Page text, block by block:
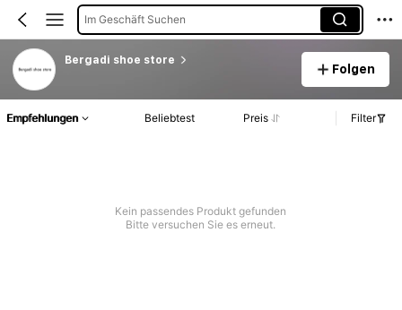
Im Geschäft Suchen
Bergadi shoe store
Folgen
Empfehlungen Beliebtest Preis Filter
Kein passendes Produkt gefunden
Bitte versuchen Sie es erneut.